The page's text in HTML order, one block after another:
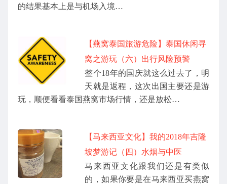
的结果基本上是与机场入境…
【燕窝泰国旅游危险】泰国休闲寻
窝之游玩（六）出行风险预警
整个18年的国庆就这么过去了，明
天就是返程，这次出国主要还是游
玩，顺便看看泰国燕窝市场行情，还是放松…
【马来西亚文化】我的2018年吉隆
坡梦游记（四）水烟与中医
马来西亚文化跟我们还是有类似
的，如果你要是在马来西亚买燕窝